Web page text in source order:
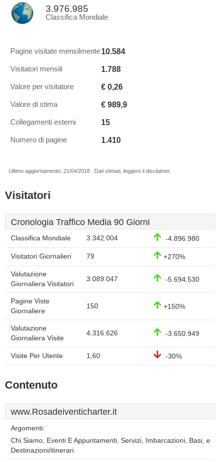
3.976.985
Classifica Mondiale
Pagine visitate mensilmente10.584
Visitatori mensili 1.788
Valore per visitatore € 0,26
Valore di stima € 989,9
Collegamenti esterni 15
Numero di pagine 1.410
Ultimo aggiornamento: 21/04/2018 . Dati stimati, leggere il disclaimer.
Visitatori
Cronologia Traffico Media 90 Giorni
Classifica Mondiale 3.342.004 -4.896.980
Visitatori Giornalieri 79 +270%
Valutazione
Giornaliera Visitatori
3.089.047 -5.694.530
Pagine Viste
Giornaliere
150 +150%
Valutazione
Giornaliera Visite
4.316.626 -3.650.949
Visite Per Utente 1,60 -30%
Contenuto
www.Rosadeiventicharter.it
Argomenti:
Chi Siamo, Eventi E Appuntamenti, Servizi, Imbarcazioni, Basi, e
Destinazioni/itinerari.